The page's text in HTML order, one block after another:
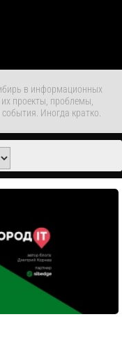
в информационных
проекты, проблемы,
Иногда кратко.